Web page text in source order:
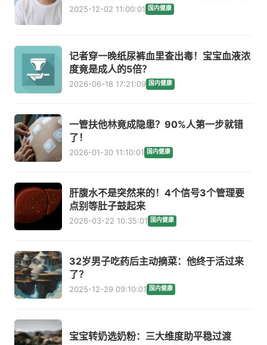
2025-12-02 11:00:01 国内健康
记者穿一晚纸尿裤血里查出毒！宝宝血液浓
度竟是成人的5倍？
2026-06-18 17:21:09 国内健康
一管扶他林竟成隐患？90%人第一步就错
了！
2026-01-30 11:10:01 国内健康
肝腹水不是突然来的！4个信号3个管理要
点别等肚子鼓起来
2026-03-22 10:35:01 国内健康
32岁男子吃药后主动摘菜：他终于活过来
了？
2025-12-29 09:10:01 国内健康
宝宝转奶选奶粉：三大维度助平稳过渡